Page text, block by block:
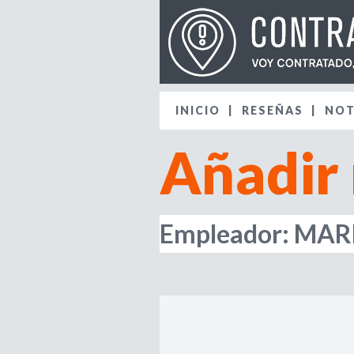
Añadir
Empleador:
INICIO RESEÑAS